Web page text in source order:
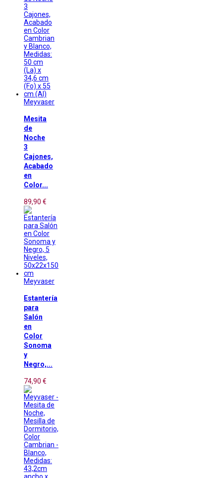
Meyvaser
Mesita
de
Noche
3
Cajones,
Acabado
en
Color...
89,90 €
Meyvaser
Estantería
para
Salón
en
Color
Sonoma
y
Negro,...
74,90 €